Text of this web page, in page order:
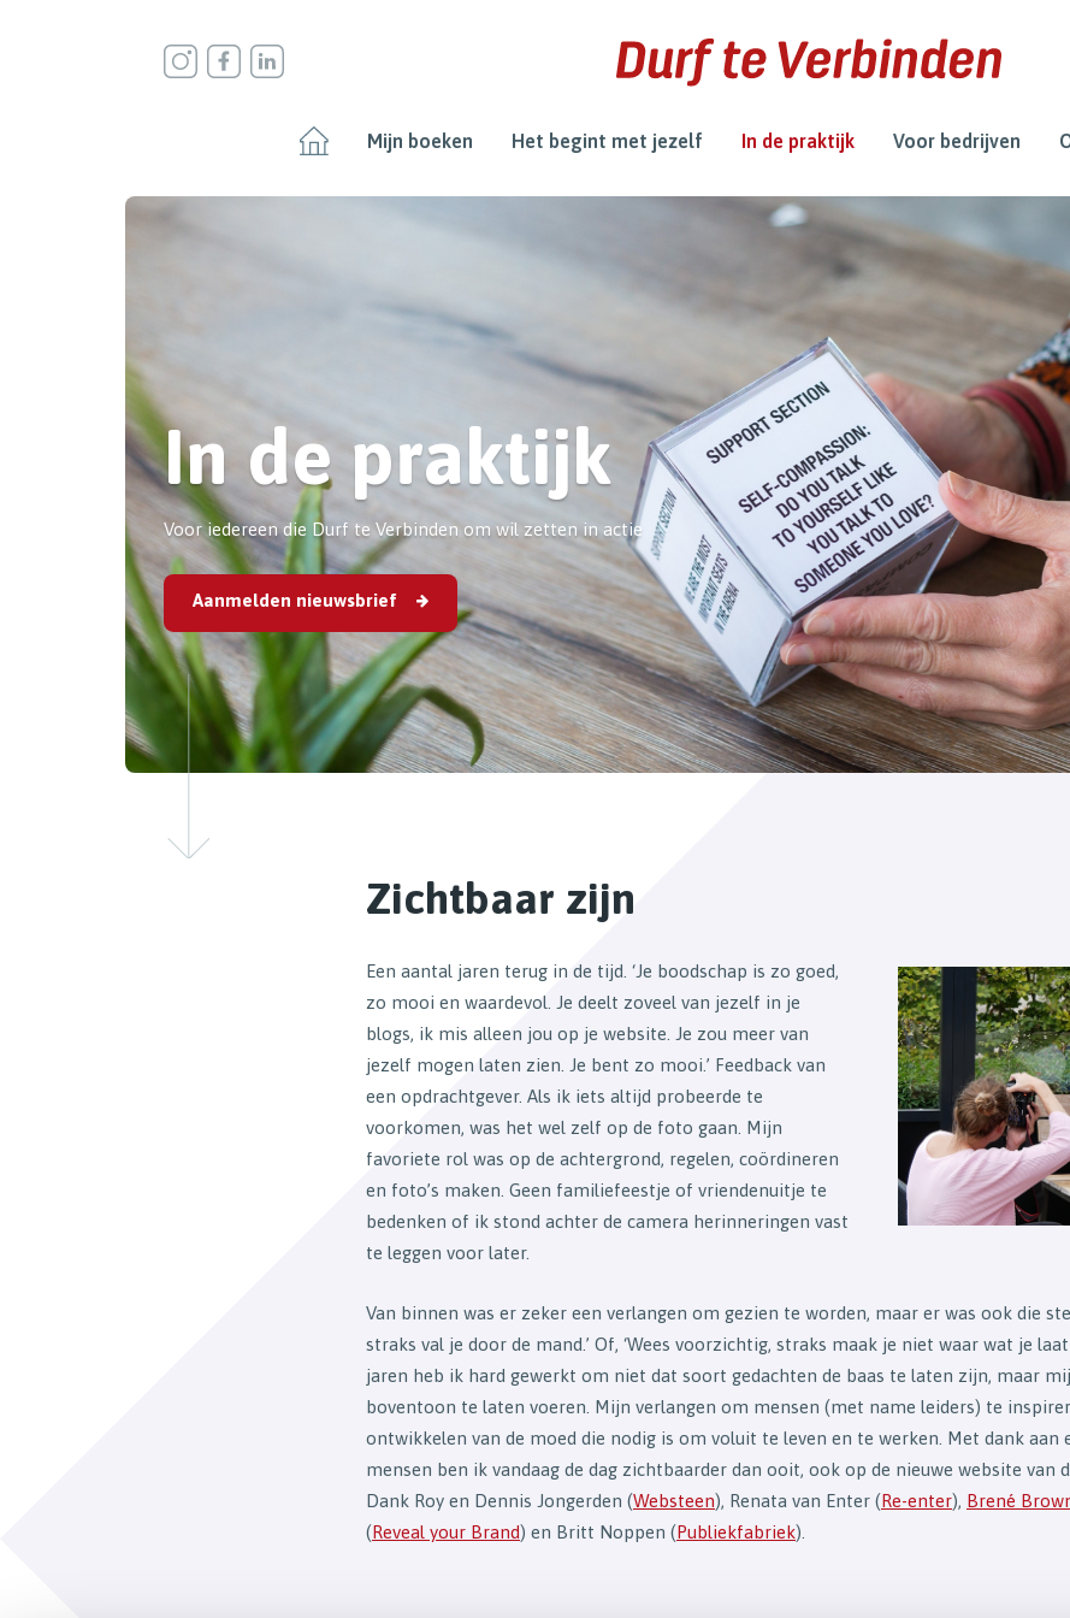
Mijn boeken Het begint met jezelf In de praktijk Voor bedrijven
In de praktijk
Voor iedereen die Durf te Verbinden om wil zetten in actie
Aanmelden nieuwsbrief
Zichtbaar zijn
Een aantal jaren terug in de tijd. ‘Je boodschap is zo goed,
zo mooi en waardevol. Je deelt zoveel van jezelf in je
blogs, ik mis alleen jou op je website. Je zou meer van
jezelf mogen laten zien. Je bent zo mooi.’ Feedback van
een opdrachtgever. Als ik iets altijd probeerde te
voorkomen, was het wel zelf op de foto gaan. Mijn
favoriete rol was op de achtergrond, regelen, coördineren
en foto’s maken. Geen familiefeestje of vriendenuitje te
bedenken of ik stond achter de camera herinneringen vast
te leggen voor later.
Van binnen was er zeker een verlangen om gezien te worden, maar er was ook die
straks val je door de mand.’ Of, ‘Wees voorzichtig, straks maak je niet waar wat je
jaren heb ik hard gewerkt om niet dat soort gedachten de baas te laten zijn, maar
boventoon te laten voeren. Mijn verlangen om mensen (met name leiders) te
ontwikkelen van de moed die nodig is om voluit te leven en te werken. Met dank aan
mensen ben ik vandaag de dag zichtbaarder dan ooit, ook op de nieuwe website van
Dank Roy en Dennis Jongerden (Websteen), Renata van Enter (Re-enter), Brené
(Reveal your Brand) en Britt Noppen (Publiekfabriek).